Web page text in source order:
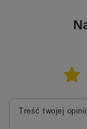
białe
wyrazistego
dotyku i
Treść twojej opinii